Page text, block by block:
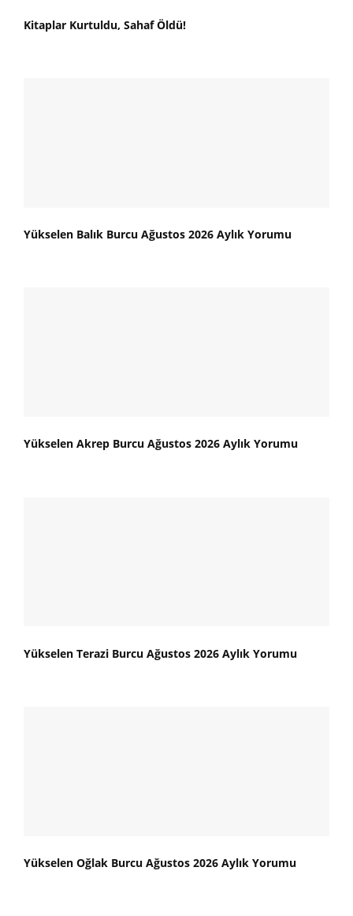
Kitaplar Kurtuldu, Sahaf Öldü!
Yükselen Balık Burcu Ağustos 2026 Aylık Yorumu
Yükselen Akrep Burcu Ağustos 2026 Aylık Yorumu
Yükselen Terazi Burcu Ağustos 2026 Aylık Yorumu
Yükselen Oğlak Burcu Ağustos 2026 Aylık Yorumu